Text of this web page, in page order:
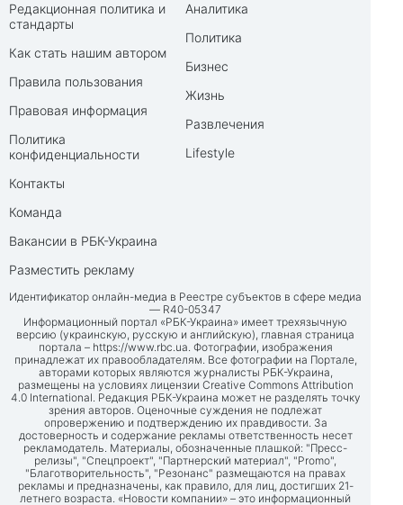
Редакционная политика и
стандарты
Как стать нашим автором
Правила пользования
Правовая информация
Политика
конфиденциальности
Контакты
Команда
Вакансии в РБК-Украина
Разместить рекламу
Аналитика
Политика
Бизнес
Жизнь
Развлечения
Lifestyle
Идентификатор онлайн-медиа в Реестре субъектов в сфере медиа
— R40-05347
Информационный портал «РБК-Украина» имеет трехязычную
версию (украинскую, русскую и английскую), главная страница
портала – https://www.rbc.ua. Фотографии, изображения
принадлежат их правообладателям. Все фотографии на Портале,
авторами которых являются журналисты РБК-Украина,
размещены на условиях лицензии Creative Commons Attribution
4.0 International. Редакция РБК-Украина может не разделять точку
зрения авторов. Оценочные суждения не подлежат
опровержению и подтверждению их правдивости. За
достоверность и содержание рекламы ответственность несет
рекламодатель. Материалы, обозначенные плашкой: "Пресс-
релизы", "Спецпроект", "Партнерский материал", "Promo",
"Благотворительность", "Резонанс" размещаются на правах
рекламы и предназначены, как правило, для лиц, достигших 21-
летнего возраста. «Новости компании» – это информационный